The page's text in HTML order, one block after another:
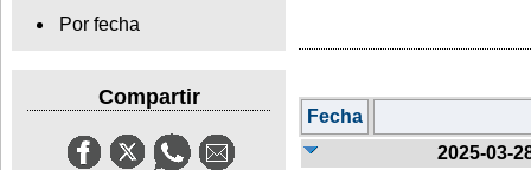
Por fecha
Compartir
Fecha
2025-03-